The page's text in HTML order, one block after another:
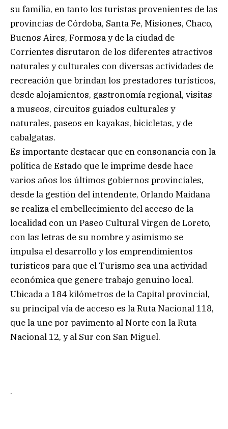
su familia, en tanto los turistas provenientes de las
provincias de Córdoba, Santa Fe, Misiones, Chaco,
Buenos Aires, Formosa y de la ciudad de
Corrientes disrutaron de los diferentes atractivos
naturales y culturales con diversas actividades de
recreación que brindan los prestadores turísticos,
desde alojamientos, gastronomía regional, visitas
a museos, circuitos guiados culturales y
naturales, paseos en kayakas, bicicletas, y de
cabalgatas.
Es importante destacar que en consonancia con la
política de Estado que le imprime desde hace
varios años los últimos gobiernos provinciales,
desde la gestión del intendente, Orlando Maidana
se realiza el embellecimiento del acceso de la
localidad con un Paseo Cultural Virgen de Loreto,
con las letras de su nombre y asimismo se
impulsa el desarrollo y los emprendimientos
turisticos para que el Turismo sea una actividad
económica que genere trabajo genuino local.
Ubicada a 184 kilómetros de la Capital provincial,
su principal vía de acceso es la Ruta Nacional 118,
que la une por pavimento al Norte con la Ruta
Nacional 12, y al Sur con San Miguel.
.